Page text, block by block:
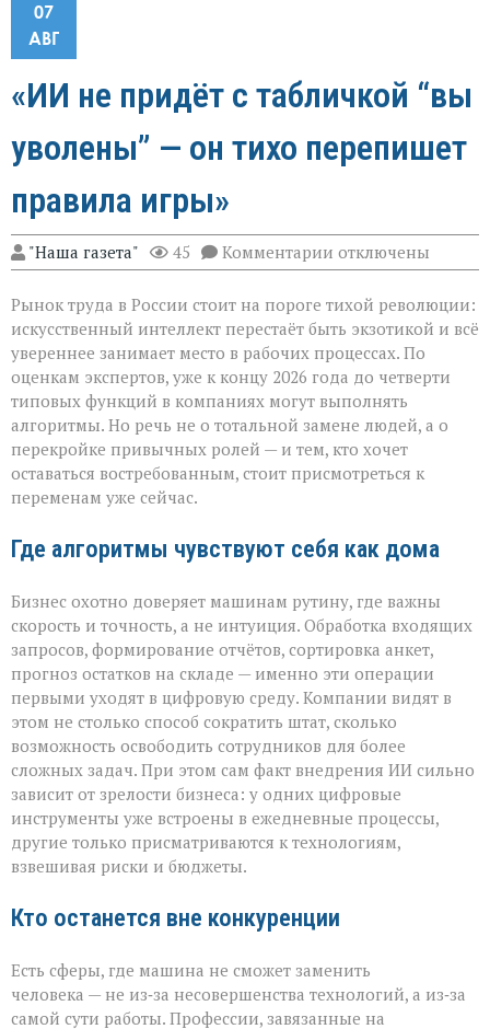
07
АВГ
«ИИ не придёт с табличкой “вы
уволены” — он тихо перепишет
правила игры»
"Наша газета" 45 Комментарии к
записи
не
придёт
табличкой
“вы
уволены” — он
тихо
перепишет
правила
игры»
отключены
Рынок труда в России стоит на пороге тихой революции:
искусственный интеллект перестаёт быть экзотикой и всё
увереннее занимает место в рабочих процессах. По
оценкам экспертов, уже к концу 2026 года до четверти
типовых функций в компаниях могут выполнять
алгоритмы. Но речь не о тотальной замене людей, а о
перекройке привычных ролей — и тем, кто хочет
оставаться востребованным, стоит присмотреться к
переменам уже сейчас.
Где алгоритмы чувствуют себя как дома
Бизнес охотно доверяет машинам рутину, где важны
скорость и точность, а не интуиция. Обработка входящих
запросов, формирование отчётов, сортировка анкет,
прогноз остатков на складе — именно эти операции
первыми уходят в цифровую среду. Компании видят в
этом не столько способ сократить штат, сколько
возможность освободить сотрудников для более
сложных задач. При этом сам факт внедрения ИИ сильно
зависит от зрелости бизнеса: у одних цифровые
инструменты уже встроены в ежедневные процессы,
другие только присматриваются к технологиям,
взвешивая риски и бюджеты.
Кто останется вне конкуренции
Есть сферы, где машина не сможет заменить
человека — не из‑за несовершенства технологий, а из‑за
самой сути работы. Профессии, завязанные на